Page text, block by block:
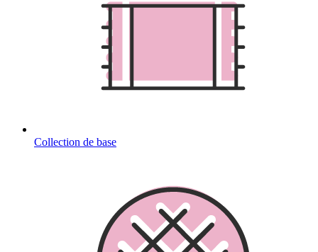
Collection de base